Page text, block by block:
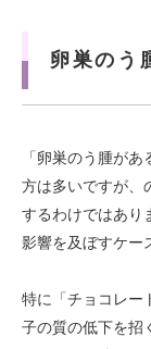
卵巣のう
「卵巣のう腫が
方は多いですが、
するわけではあり
影響を及ぼすケー
特に「チョコレー
子の質の低下を招